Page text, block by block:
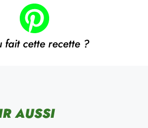
fait cette recette ?
AUSSI